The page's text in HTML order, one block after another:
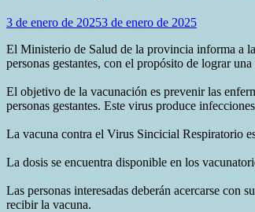
3 de enero de 20253 de enero de 2025
El Ministerio de Salud de la provincia informa a
personas gestantes, con el propósito de lograr
El objetivo de la vacunación es prevenir las
personas gestantes. Este virus produce
La vacuna contra el Virus Sincicial Respiratorio
La dosis se encuentra disponible en los
Las personas interesadas deberán acercarse
recibir la vacuna.